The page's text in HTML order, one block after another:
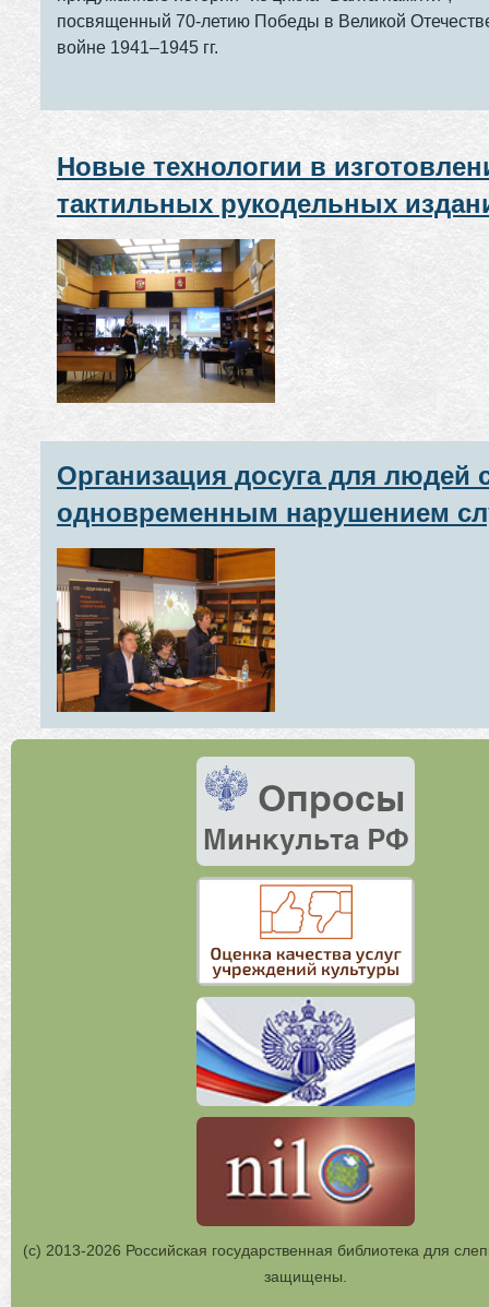
летию Победы в Великой
Новые технологии в
тактильных рукодельных
для детей
Организация досуга для людей
одновременным нарушением
и зрения (слепоглухих)
(с) 2013-2026 Российская государственная библиотека для
защищены.